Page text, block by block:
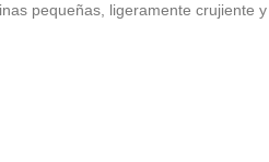
pequeñas, ligeramente crujiente